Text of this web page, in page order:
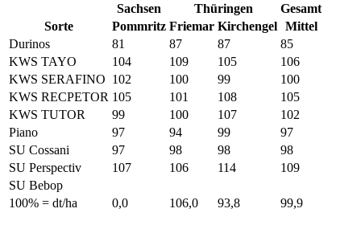
Sachsen Thüringen
Gesamt
Sorte
Pommritz Friemar Kirchengel Mittel
Durinos
81 87 87
85
KWS TAYO
104 109 105
106
KWS SERAFINO 102 100 99
100
KWS RECPETOR 105 101 108
105
KWS TUTOR
99 100 107
102
Piano
97 94 99
97
SU Cossani
97 98 98
98
SU Perspectiv
107 106 114
109
SU Bebop
100% = dt/ha
0,0 106,0 93,8 99,9